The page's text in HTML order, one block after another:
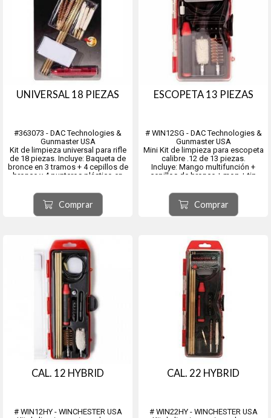
UNIVERSAL 18 PIEZAS
#363073 - DAC Technologies &
Gunmaster USA
Kit de limpieza universal para rifle
de 18 piezas. Incluye: Baqueta de
bronce en 3 tramos + 4 cepillos de
bronce y 4 punteros plástico en
mops en cal. 22, .270/.280 y .30 + 2
tips plásticos pasa-trapo + 25
parche de limpi...
Comprar
ESCOPETA 13 PIEZAS
# WIN12SG - DAC Technologies &
Gunmaster USA
Mini Kit de limpieza para escopeta
calibre .12 de 13 piezas.
Incluye: Mango multifunción +
cepillos de bronce + mop + tip
25 parche de limpieza
descartables + 6 punteros para
destornillador y adaptador
accesorio.
Comprar
CAL. 12 HYBRID
# WIN12HY - WINCHESTER USA
CAL. 22 HYBRID
# WIN22HY - WINCHESTER USA